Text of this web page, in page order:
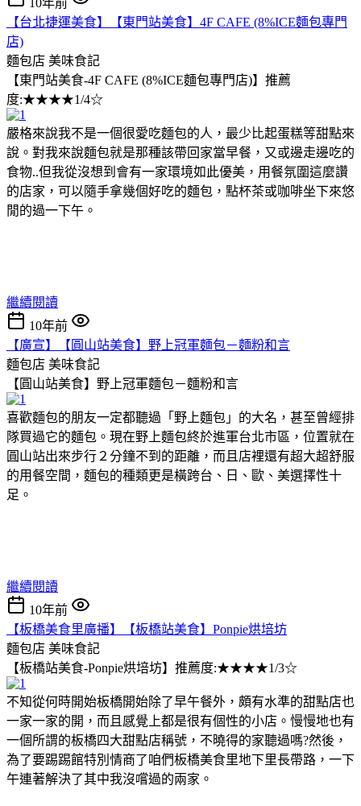
【台北捷運美食】【東門站美食】4F CAFE (8%ICE麵包專門
店)
麵包店 美味食記
【東門站美食-4F CAFE (8%ICE麵包專門店)】推薦
度:★★★★1/4☆
嚴格來說我不是一個很愛吃麵包的人，最少比起蛋糕等甜點來
說。對我來說麵包就是那種該帶回家當早餐，又或邊走邊吃的
食物..但我從沒想到會有一家環境如此優美，用餐氛圍這麼讚
的店家，可以隨手拿幾個好吃的麵包，點杯茶或咖啡坐下來悠
閒的過一下午。
繼續閱讀
10年前
【廣宣】【圓山站美食】野上冠軍麵包－麵粉和言
麵包店 美味食記
【圓山站美食】野上冠軍麵包－麵粉和言
喜歡麵包的朋友一定都聽過「野上麵包」的大名，甚至曾經排
隊買過它的麵包。現在野上麵包終於進軍台北市區，位置就在
圓山站出來步行２分鐘不到的距離，而且店裡還有超大超舒服
的用餐空間，麵包的種類更是橫跨台、日、歐、美選擇性十
足。
繼續閱讀
10年前
【板橋美食里廣播】【板橋站美食】Ponpie烘培坊
麵包店 美味食記
【板橋站美食-Ponpie烘培坊】推薦度:★★★★1/3☆
不知從何時開始板橋開始除了早午餐外，頗有水準的甜點店也
一家一家的開，而且感覺上都是很有個性的小店。慢慢地也有
一個所謂的板橋四大甜點店稱號，不曉得的家聽過嗎?然後，
為了要踢踢館特別情商了咱們板橋美食里地下里長帶路，一下
午連著解決了其中我沒嚐過的兩家。